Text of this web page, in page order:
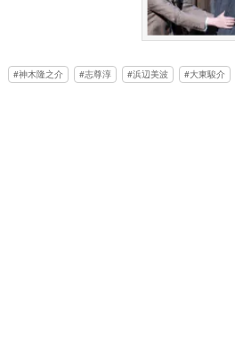
神木隆之介 志尊淳 浜辺美波 大東駿介